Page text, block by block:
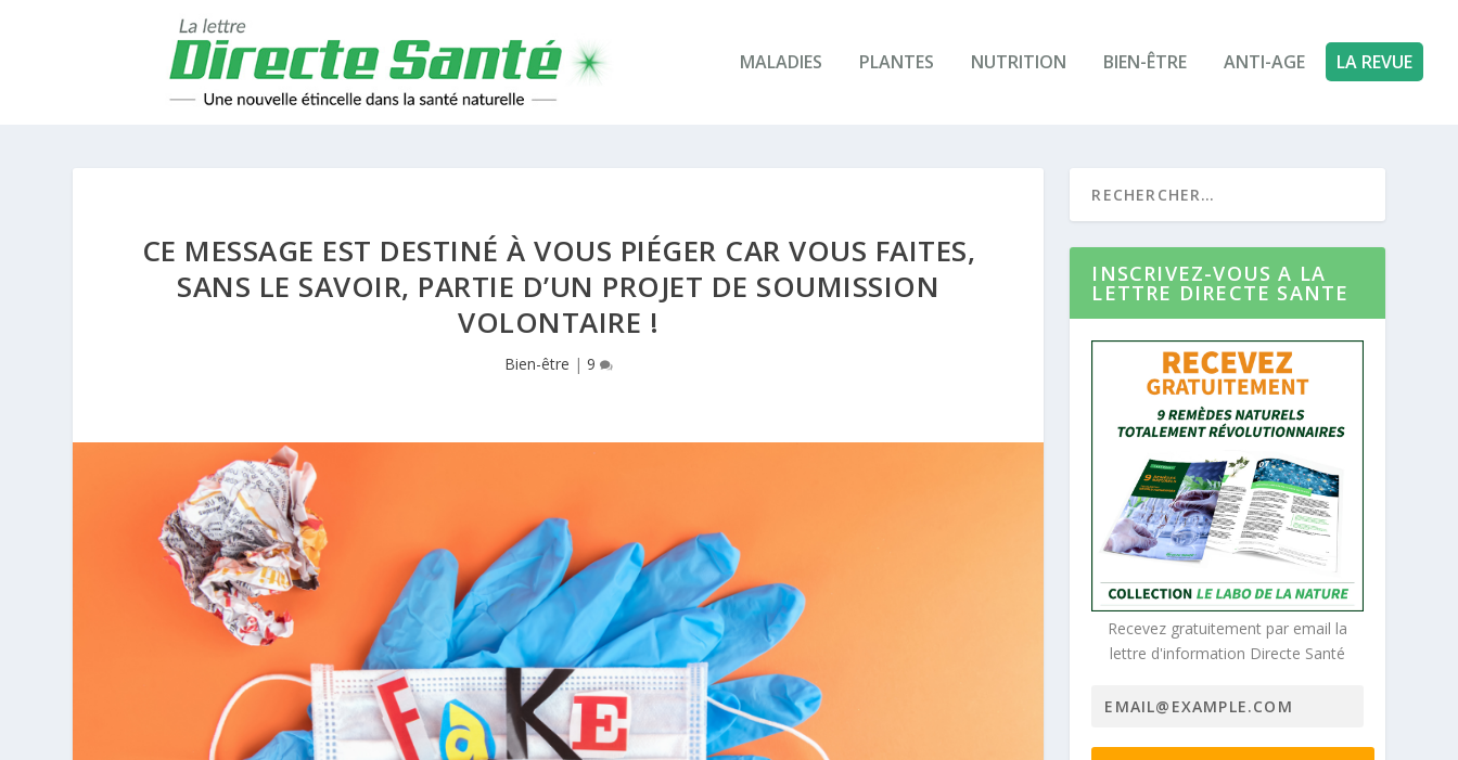
MALADIES PLANTES NUTRITION BIEN-ÊTRE ANTI-AGE LA REVUE
CE MESSAGE EST DESTINÉ À VOUS PIÉGER CAR VOUS FAITES,
SANS LE SAVOIR, PARTIE D’UN PROJET DE SOUMISSION
VOLONTAIRE !
Bien-être | 9
INSCRIVEZ-VOUS A LA
LETTRE DIRECTE SANTE
Recevez gratuitement par email la
lettre d'information Directe Santé